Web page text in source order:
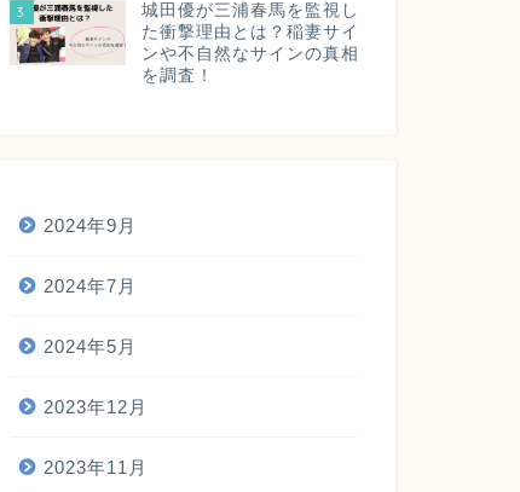
3
城田優が三浦春馬を監視し
た衝撃理由とは？稲妻サイ
ンや不自然なサインの真相
を調査！
2024年9月
2024年7月
2024年5月
2023年12月
2023年11月